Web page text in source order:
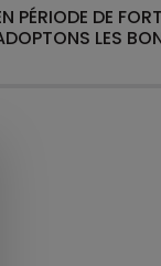
PÉRIODE DE
LES